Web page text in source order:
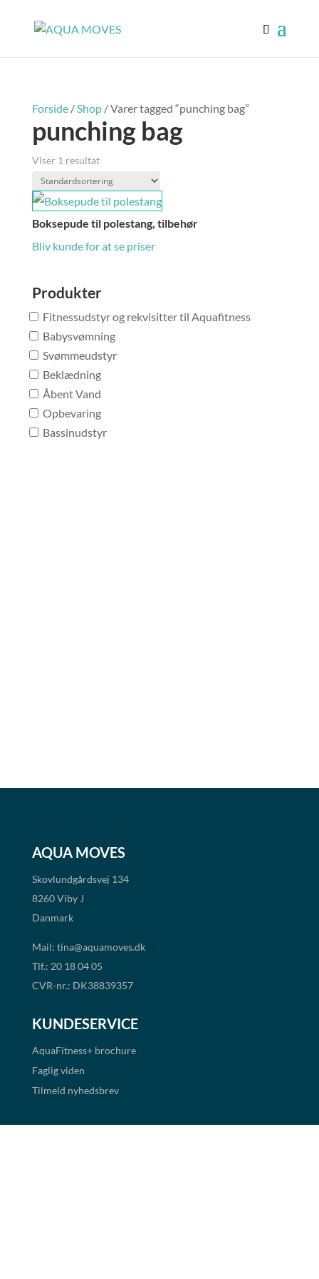
Forside/Shop/ Varer tagged “punching bag”
punching bag
Viser 1 resultat
Boksepude til polestang, tilbehør
Bliv kunde for at se priser
Produkter
Fitnessudstyr og rekvisitter til Aquafitness
Babysvømning
Svømmeudstyr
Beklædning
Åbent Vand
Opbevaring
Bassinudstyr
AQUA MOVES
Skovlundgårdsvej 134
8260 Viby J
Danmark
Mail: tina@aquamoves.dk
Tlf.: 20 18 04 05
CVR-nr.: DK38839357
KUNDESERVICE
AquaFitness+ brochure
Faglig viden
Tilmeld nyhedsbrev